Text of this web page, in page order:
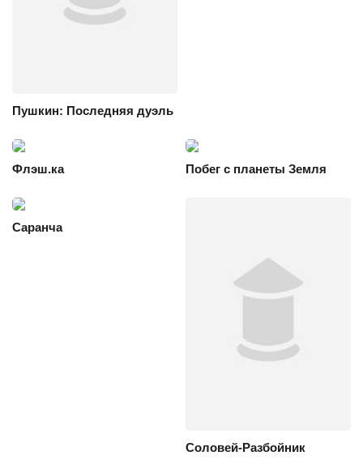
Пушкин: Последняя дуэль
Флэш.ка Побег с планеты Земля
Саранча
Соловей-Разбойник